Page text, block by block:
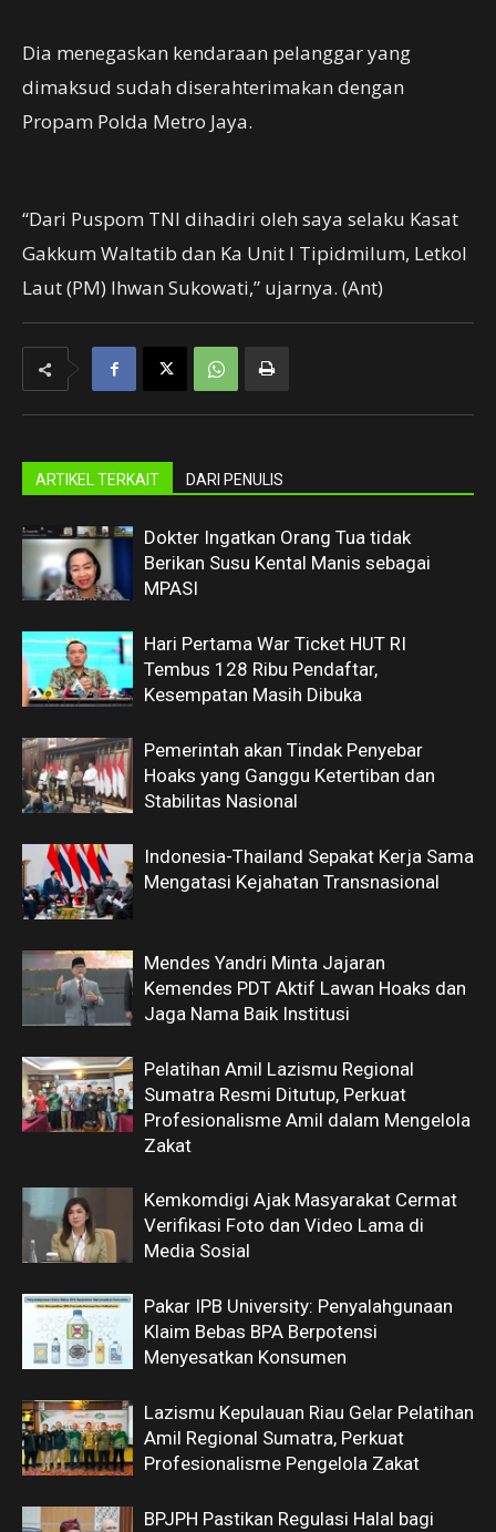
Dia menegaskan kendaraan pelanggar yang
dimaksud sudah diserahterimakan dengan
Propam Polda Metro Jaya.
“Dari Puspom TNI dihadiri oleh saya selaku Kasat
Gakkum Waltatib dan Ka Unit I Tipidmilum, Letkol
Laut (PM) Ihwan Sukowati,” ujarnya. (Ant)
ARTIKEL TERKAIT DARI PENULIS
Dokter Ingatkan Orang Tua tidak
Berikan Susu Kental Manis sebagai
MPASI
Hari Pertama War Ticket HUT RI
Tembus 128 Ribu Pendaftar,
Kesempatan Masih Dibuka
Pemerintah akan Tindak Penyebar
Hoaks yang Ganggu Ketertiban dan
Stabilitas Nasional
Indonesia-Thailand Sepakat Kerja Sama
Mengatasi Kejahatan Transnasional
Mendes Yandri Minta Jajaran
Kemendes PDT Aktif Lawan Hoaks dan
Jaga Nama Baik Institusi
Pelatihan Amil Lazismu Regional
Sumatra Resmi Ditutup, Perkuat
Profesionalisme Amil dalam Mengelola
Zakat
Kemkomdigi Ajak Masyarakat Cermat
Verifikasi Foto dan Video Lama di
Media Sosial
Pakar IPB University: Penyalahgunaan
Klaim Bebas BPA Berpotensi
Menyesatkan Konsumen
Lazismu Kepulauan Riau Gelar Pelatihan
Amil Regional Sumatra, Perkuat
Profesionalisme Pengelola Zakat
BPJPH Pastikan Regulasi Halal bagi